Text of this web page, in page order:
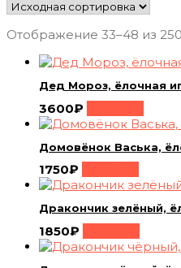
Отображение 33–48 из 250
Дед Мороз, ёлочная
3600₽
Домовёнок Васька,
1750₽
Дракончик зелёный,
1850₽